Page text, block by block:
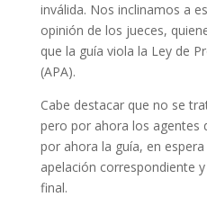
inválida. Nos inclinamos a
opinión de los jueces,
que la guía viola la Ley de
(APA).
Cabe destacar que no se
pero por ahora los agentes
por ahora la guía, en
apelación correspondiente
final.